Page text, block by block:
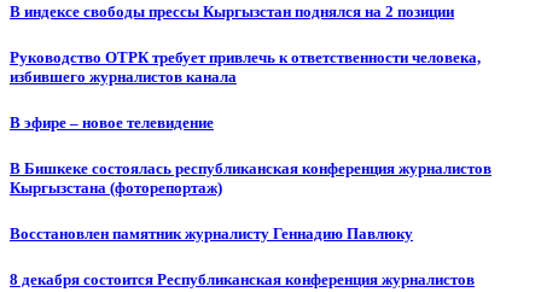
В индексе свободы прессы Кыргызстан поднялся на 2 позиции
Руководство ОТРК требует привлечь к ответственности человека,
избившего журналистов канала
В эфире – новое телевидение
В Бишкеке состоялась республиканская конференция журналистов
Кыргызстана (фоторепортаж)
Восстановлен памятник журналисту Геннадию Павлюку
8 декабря состоится Республиканская конференция журналистов